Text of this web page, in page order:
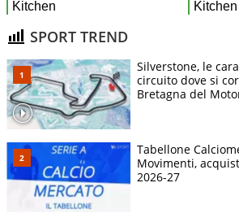
SPORT TREND
Silverstone, le
circuito dove si
Bretagna del
Tabellone
Movimenti,
2026-27